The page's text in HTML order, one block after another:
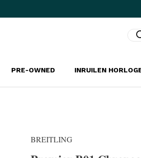
PRE-OWNED INRUILEN
BREITLING